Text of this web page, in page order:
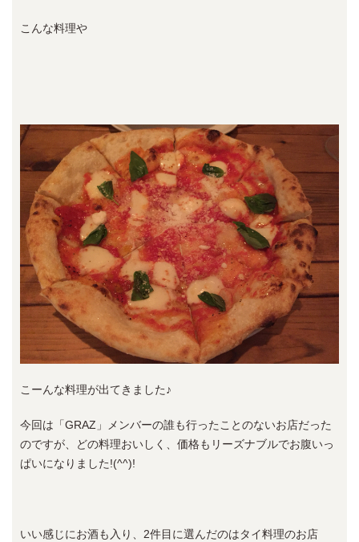
こんな料理や
こーんな料理が出てきました♪
今回は「GRAZ」メンバーの誰も行ったことのないお店だった
のですが、どの料理おいしく、価格もリーズナブルでお腹いっ
ぱいになりました!(^^)!
いい感じにお酒も入り、2件目に選んだのはタイ料理のお店